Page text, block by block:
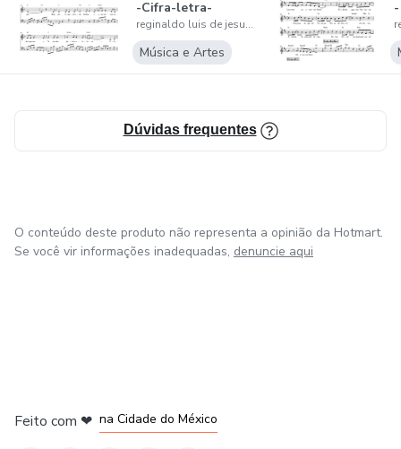
-Cifra-letra-
melodia-Clave de
FÁ
reginaldo luis de jesus silva
Música e Artes
Dúvidas frequentes
O conteúdo deste produto não representa a opinião da Hotmart.
Se você vir informações inadequadas, denuncie aqui
Feito com ❤ na Cidade do México